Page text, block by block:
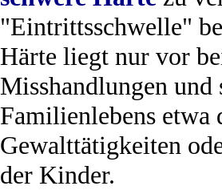
"Eintrittsschwelle"
Härte liegt nur vor
Misshandlungen und
Familienlebens
Gewalttätigkeiten
der Kinder.